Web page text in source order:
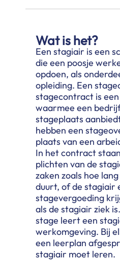
Wat is het?
Een stagiair is een
die een poosje
opdoen, als
opleiding. Een
stagecontract is
waarmee een
stageplaats
hebben een
plaats van een
In het contract
plichten van de
zaken zoals hoe
duurt, of de stagiair
stagevergoeding
als de stagiair ziek
stage leert een
werkomgeving. Bij
een leerplan
stagiair moet leren.